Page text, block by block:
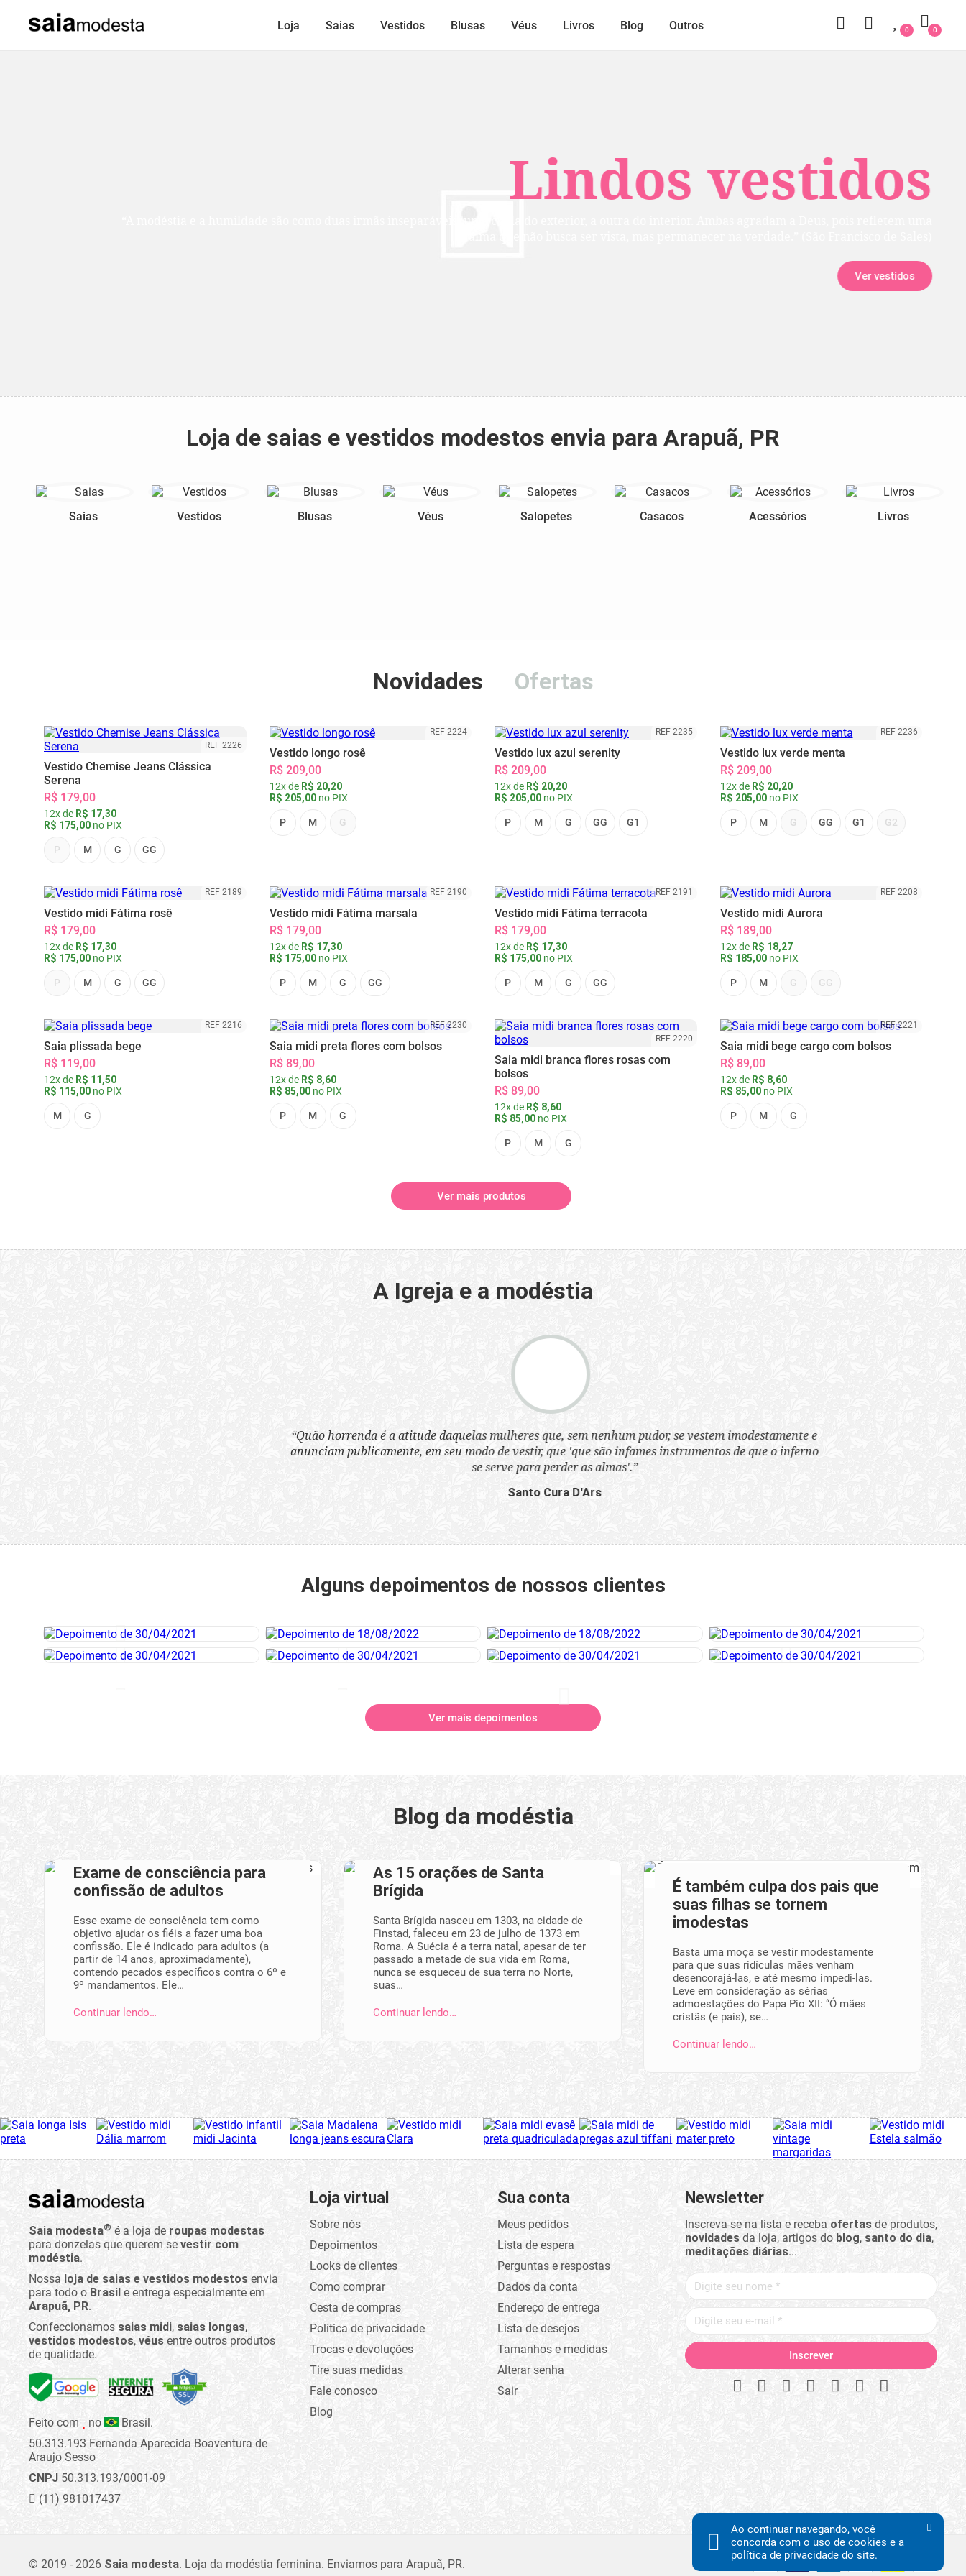
Lindos vestidos
Ver vestidos
Loja Saias Vestidos Blusas Véus Livros Blog Outros 0
0
Loja de saias e vestidos modestos envia para Arapuã, PR
Saias Vestidos Blusas Véus Salopetes Casacos Acessórios Livros
Novidades Ofertas
REF 2226
Vestido Chemise Jeans Clássica
Serena
R$ 179,00
12x de R$ 17,30
R$ 175,00 no PIX
P M G GG
REF 2224
Vestido longo rosê
R$ 209,00
12x de R$ 20,20
R$ 205,00no PIX
P M G
REF 2235
Vestido lux azul serenity
R$ 209,00
12x de R$ 20,20
R$ 205,00 no PIX
P M G GG G1
REF 2236
Vestido lux verde menta
R$ 209,00
12x de R$ 20,20
R$ 205,00no PIX
P M G GG G1 G2
REF 2189
Vestido midi Fátima rosê
R$ 179,00
12x de R$ 17,30
R$ 175,00 no PIX
P M G GG
REF 2190
Vestido midi Fátima marsala
R$ 179,00
12x de R$ 17,30
R$ 175,00no PIX
P M G GG
REF 2191
Vestido midi Fátima terracota
R$ 179,00
12x de R$ 17,30
R$ 175,00 no PIX
P M G GG
REF 2208
Vestido midi Aurora
R$ 189,00
12x de R$ 18,27
R$ 185,00no PIX
P M G GG
REF 2216
Saia plissada bege
R$ 119,00
12x de R$ 11,50
R$ 115,00 no PIX
M G
REF 2230
Saia midi preta flores com bolsos
R$ 89,00
12x de R$ 8,60
R$ 85,00no PIX
P M G
REF 2220
Saia midi branca flores rosas com
bolsos
R$ 89,00
12x de R$ 8,60
R$ 85,00 no PIX
P M G
REF 2221
Saia midi bege cargo com bolsos
R$ 89,00
12x de R$ 8,60
R$ 85,00no PIX
P M G
Ver mais produtos
A Igreja e a modéstia
“Quão horrenda é a atitude daquelas mulheres que, sem nenhum pudor, se vestem imodestamente e
anunciam publicamente, em seu modo de vestir, que 'que são infames instrumentos de que o inferno
se serve para perder as almas'.”
Santo Cura D'Ars
Alguns depoimentos de nossos clientes
Ver mais depoimentos
Blog da modéstia
Exame de consciência para
confissão de adultos
Esse exame de consciência tem como
objetivo ajudar os fiéis a fazer uma boa
confissão. Ele é indicado para adultos (a
partir de 14 anos, aproximadamente),
contendo pecados específicos contra o 6º e
9º mandamentos. Ele…
Continuar lendo…
As 15 orações de Santa
Brígida
Santa Brígida nasceu em 1303, na cidade de
Finstad, faleceu em 23 de julho de 1373 em
Roma. A Suécia é a terra natal, apesar de ter
passado a metade de sua vida em Roma,
nunca se esqueceu de sua terra no Norte,
suas…
Continuar lendo…
É também culpa dos pais que
suas filhas se tornem
imodestas
Basta uma moça se vestir modestamente
para que suas ridículas mães venham
desencorajá-las, e até mesmo impedi-las.
Leve em consideração as sérias
admoestações do Papa Pio XII: “Ó mães
cristãs (e pais), se…
Continuar lendo…
Saia modesta® é a loja de roupas modestas
para donzelas que querem se vestir com
modéstia.
Nossa loja de saias e vestidos modestos envia
para todo o Brasil e entrega especialmente em
Arapuã, PR.
Confeccionamos saias midi, saias longas,
vestidos modestos, véus entre outros produtos
de qualidade.
Feito com no
Brasil.
50.313.193 Fernanda Aparecida Boaventura de
Araujo Sesso
CNPJ 50.313.193/0001-09
(11) 981017437
Loja virtual
Sobre nós
Depoimentos
Looks de clientes
Como comprar
Cesta de compras
Política de privacidade
Trocas e devoluções
Tire suas medidas
Fale conosco
Blog
Sua conta
Meus pedidos
Lista de espera
Perguntas e respostas
Dados da conta
Endereço de entrega
Lista de desejos
Tamanhos e medidas
Alterar senha
Sair
Newsletter
Inscreva-se na lista e receba ofertasde produtos,
novidadesda loja, artigos do blog, santo do dia,
meditações diárias...
© 2019 - 2026 Saia modesta. Loja da modéstia feminina. Enviamos para Arapuã, PR.
Ao continuar navegando, você
concorda com o uso de cookies e a
política de privacidade do site.